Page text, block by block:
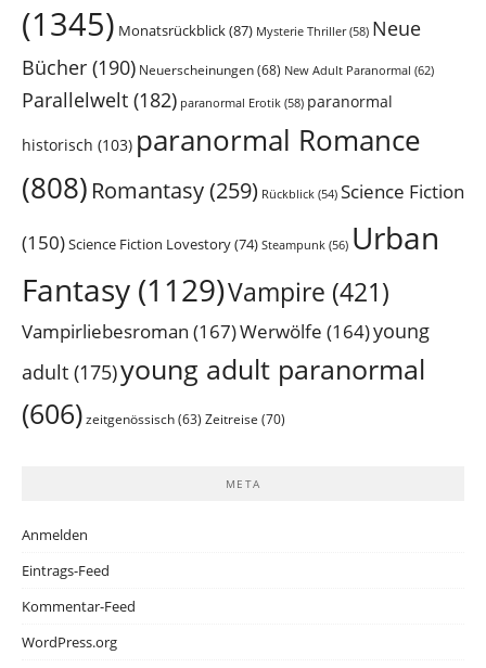
(1345) Monatsrückblick(87) Mysterie Thriller(58) Neue
Bücher (190) Neuerscheinungen(68) New Adult Paranormal (62)
Parallelwelt (182) paranormal Erotik (58) paranormal
historisch (103) paranormal Romance
(808) Romantasy(259) Rückblick (54) Science Fiction
(150)Science Fiction Lovestory(74) Steampunk (56) Urban
Fantasy (1129)Vampire (421)
Vampirliebesroman (167)Werwölfe (164)young
adult (175)young adult paranormal
(606) zeitgenössisch (63) Zeitreise (70)
META
Anmelden
Eintrags-Feed
Kommentar-Feed
WordPress.org